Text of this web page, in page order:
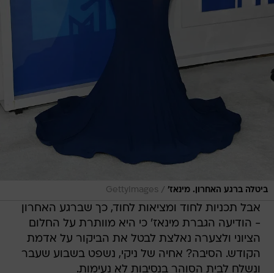
ביטלה ברגע האחרון. מינאז' /
GettyImages
אבל תכניות לחוד ומציאות לחוד, כך שברגע האחרון
- הודיעה הגברת מינאז' כי היא מוותרת על החלום
הציוני ולצערה נאלצת לבטל את הביקור על אדמת
הקודש. הסיבה? אחיה של ניקי, נשפט בשבוע שעבר
ונשלח לבית הסוהר בנסיבות לא נעימות.